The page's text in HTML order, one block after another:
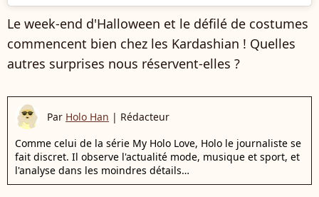
Le week-end d'Halloween et le défilé de costumes
commencent bien chez les Kardashian ! Quelles
autres surprises nous réservent-elles ?
Par Holo Han | Rédacteur
Comme celui de la série My Holo Love, Holo le journaliste se
fait discret. Il observe l'actualité mode, musique et sport, et
l'analyse dans les moindres détails…